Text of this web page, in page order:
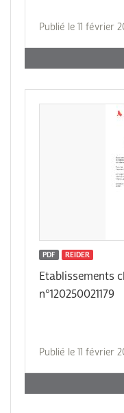
Publié le 11 février
PDF REIDER
Etablissements
n°120250021179
Publié le 11 février